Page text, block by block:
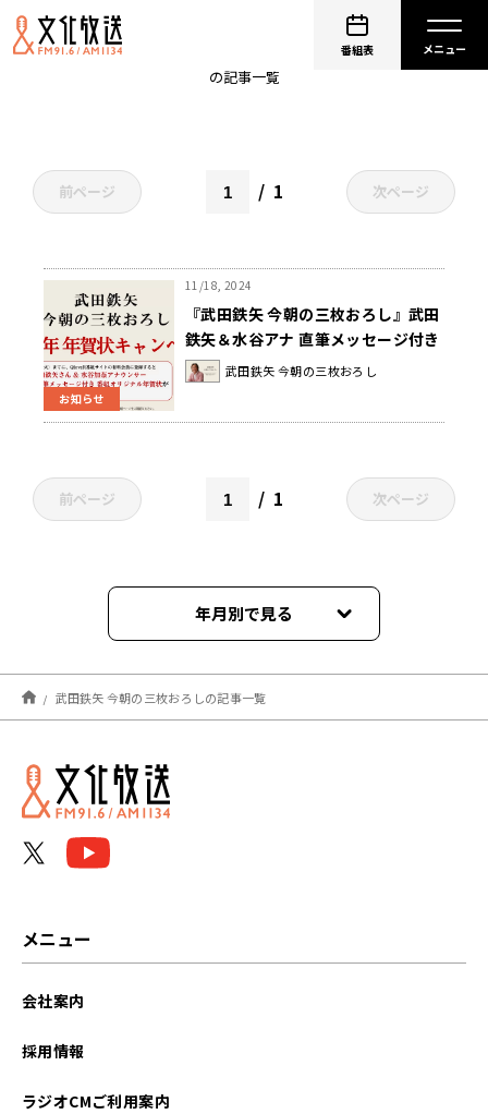
番組表
武田鉄矢 今朝の三枚おろし
の記事一覧
前ページ 1 次ページ
お知らせ
11/18, 2024
『武田鉄矢 今朝の三枚おろし』武田
鉄矢＆水谷アナ 直筆メッセージ付き
年賀状がもらえる！QloveR会員キ
ャンペーン実施
武田鉄矢 今朝の三枚おろし
前ページ 1 次ページ
年月別で見る
2026年05月
2026年04月
2025年06月
武田鉄矢 今朝の三枚おろしの記事一覧
メニュー
会社案内
採用情報
ラジオCMご利用案内